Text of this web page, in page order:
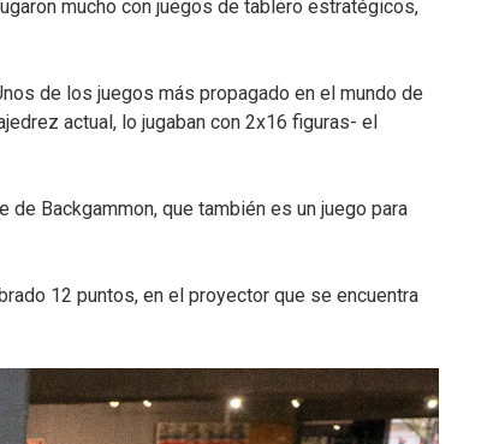
mucho con juegos de tablero estratégicos,
de los juegos más propagado en el mundo de
actual, lo jugaban con 2x16 figuras- el
Backgammon, que también es un juego para
12 puntos, en el proyector que se encuentra